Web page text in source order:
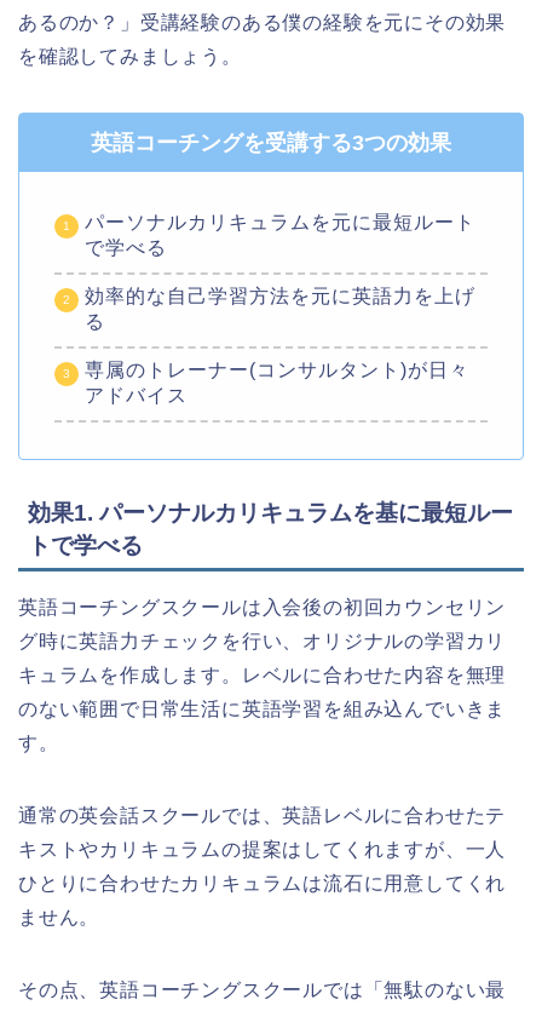
あるのか？」受講経験のある僕の経験を元にその効果
を確認してみましょう。
英語コーチングを受講する3つの効果
パーソナルカリキュラムを元に最短ルート
で学べる
効率的な自己学習方法を元に英語力を上げ
る
専属のトレーナー(コンサルタント)が日々
アドバイス
効果1. パーソナルカリキュラムを基に最短ルー
トで学べる
英語コーチングスクールは入会後の初回カウンセリン
グ時に英語力チェックを行い、オリジナルの学習カリ
キュラムを作成します。レベルに合わせた内容を無理
のない範囲で日常生活に英語学習を組み込んでいきま
す。
通常の英会話スクールでは、英語レベルに合わせたテ
キストやカリキュラムの提案はしてくれますが、一人
ひとりに合わせたカリキュラムは流石に用意してくれ
ません。
その点、英語コーチングスクールでは「無駄のない最